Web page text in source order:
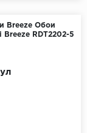
Breeze Обои
RDT2202-5